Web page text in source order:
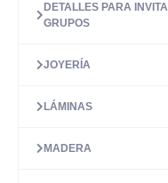
DETALLES PARA
GRUPOS
JOYERÍA
LÁMINAS
MADERA